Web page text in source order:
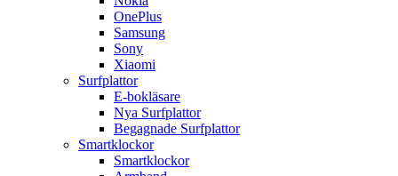
OnePlus
Samsung
Sony
Xiaomi
Surfplattor
E-bokläsare
Nya Surfplattor
Begagnade Surfplattor
Smartklockor
Smartklockor